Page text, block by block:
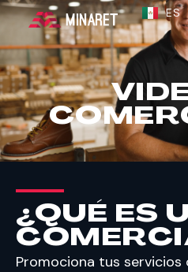
ES
EN
¿QUÉ ES
Promociona tus